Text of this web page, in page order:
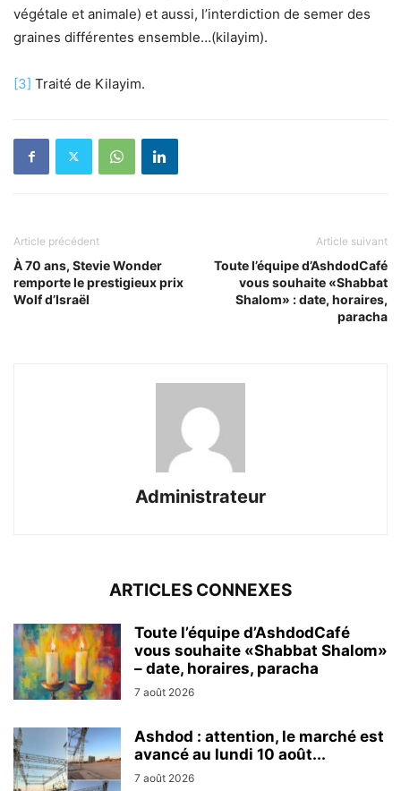
végétale et animale) et aussi, l’interdiction de semer des
graines différentes ensemble…(kilayim).
[3] Traité de Kilayim.
Article précédent
À 70 ans, Stevie Wonder
remporte le prestigieux prix
Wolf d’Israël
Article suivant
Toute l’équipe d’AshdodCafé
vous souhaite «Shabbat
Shalom» : date, horaires,
paracha
Administrateur
ARTICLES CONNEXES
Toute l’équipe d’AshdodCafé
vous souhaite «Shabbat Shalom»
– date, horaires, paracha
7 août 2026
Ashdod : attention, le marché est
avancé au lundi 10 août...
7 août 2026